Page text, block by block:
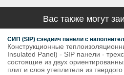
Вас также могут
СИП (SIP) сэндвич панели с
Конструкционные
Insulated Panel) - SIP панели -
состоящие из двух
плит и слоя утеплителя из